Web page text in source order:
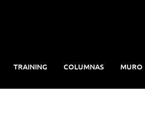
TRAINING COLUMNAS MURO